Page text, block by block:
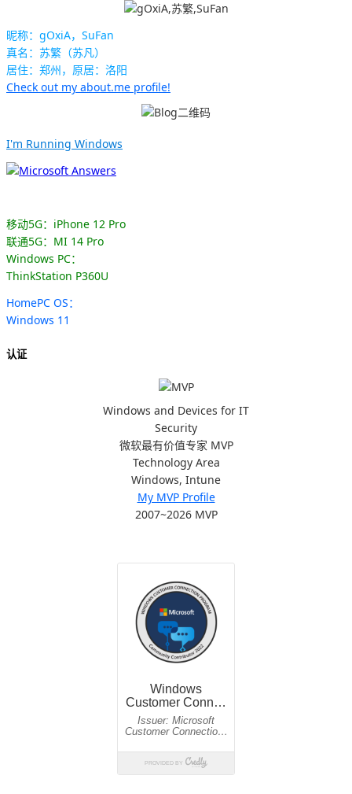
昵称：gOxiA，SuFan
真名：苏繁（苏凡）
居住：郑州，原居：洛阳
Check out my about.me profile!
I'm Running Windows
移动5G：iPhone 12 Pro
联通5G：MI 14 Pro
Windows PC：
ThinkStation P360U
HomePC OS：
Windows 11
认证
Windows and Devices for IT
Security
微软最有价值专家 MVP
Technology Area
Windows, Intune
My MVP Profile
2007~2026 MVP